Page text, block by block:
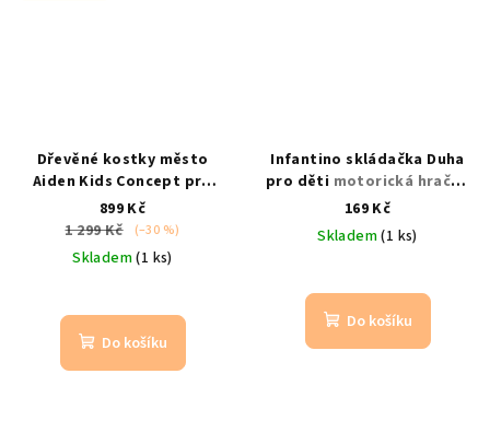
Dřevěné kostky město
Aiden Kids Concept pro
stavba města | ke
garážím a silnicím | od 12
měsíců
899 Kč
1 299 Kč
(–30 %)
Skladem(1 ks)
Do košíku
Infantino skládačka Duha
pro děti motorická hračka
| skládací duha | od 12
měsíců
169 Kč
Skladem(1 ks)
Do košíku